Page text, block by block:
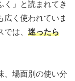
く」と読まれてき
広く使われていま
は、 迷ったら
、場面別の使い分